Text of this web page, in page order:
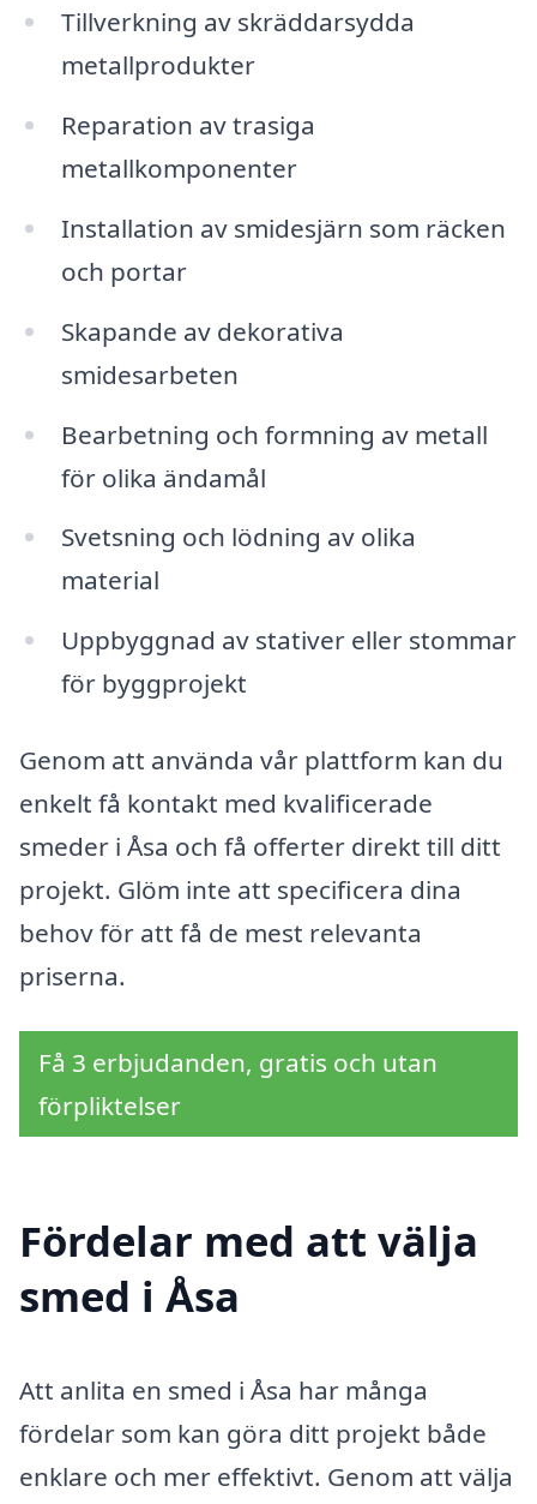
Tillverkning av skräddarsydda
metallprodukter
Reparation av trasiga
metallkomponenter
Installation av smidesjärn som räcken
och portar
Skapande av dekorativa
smidesarbeten
Bearbetning och formning av metall
för olika ändamål
Svetsning och lödning av olika
material
Uppbyggnad av stativer eller stommar
för byggprojekt
Genom att använda vår plattform kan du
enkelt få kontakt med kvalificerade
smeder i Åsa och få offerter direkt till ditt
projekt. Glöm inte att specificera dina
behov för att få de mest relevanta
priserna.
Få 3 erbjudanden, gratis och utan
förpliktelser
Fördelar med att välja
smed i Åsa
Att anlita en smed i Åsa har många
fördelar som kan göra ditt projekt både
enklare och mer effektivt. Genom att välja